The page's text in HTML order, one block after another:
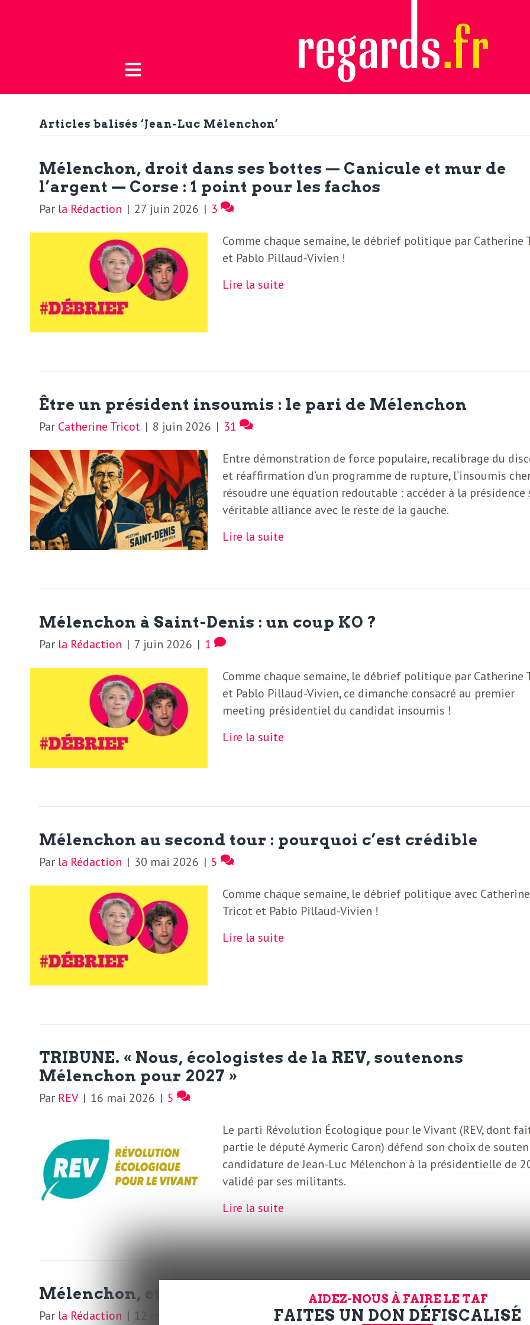
’
a
c
t
L
a
M
i
d
i
n
a
l
e
L
D
e
b
r
i
f
r
o
m
U
S
L
a
B
o
q
u
o
n
r
à
l
a
N
t
L
e
e
R
g
a
d
Articles balisés ‘Jean-Luc Mélenchon’
Mélenchon, droit dans ses bottes — Canicule et mur de
l’argent — Corse : 1 point pour les fachos
Par la Rédaction | 27 juin 2026 | 3
Comme chaque semaine, le débrief politique par Catherine
et Pablo Pillaud-Vivien !
Lire la suite
Être un président insoumis : le pari de Mélenchon
Par Catherine Tricot | 8 juin 2026 | 31
Entre démonstration de force populaire, recalibrage du
et réaffirmation d’un programme de rupture, l’insoumis
résoudre une équation redoutable : accéder à la présidence
véritable alliance avec le reste de la gauche.
Lire la suite
Mélenchon à Saint-Denis : un coup KO ?
Par la Rédaction | 7 juin 2026 | 1
Comme chaque semaine, le débrief politique par Catherine
et Pablo Pillaud-Vivien, ce dimanche consacré au premier
meeting présidentiel du candidat insoumis !
Lire la suite
Mélenchon au second tour : pourquoi c’est crédible
Par la Rédaction | 30 mai 2026 | 5
Comme chaque semaine, le débrief politique avec Catherine
Tricot et Pablo Pillaud-Vivien !
Lire la suite
TRIBUNE. « Nous, écologistes de la REV, soutenons
Mélenchon pour 2027 »
Par REV | 16 mai 2026 | 5
Le parti Révolution Écologique pour le Vivant (REV, dont
partie le député Aymeric Caron) défend son choix de
candidature de Jean-Luc Mélenchon à la présidentielle de
validé par ses militants.
Lire la suite
Mélenchon, et cætera
Par la Rédaction | 12 mai 2026
AIDEZ-NOUS À FAIRE LE TAF
FAITES UN DON DÉFISCALISÉ